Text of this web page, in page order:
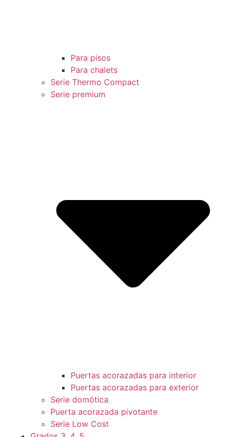
Para pisos
Para chalets
Serie Thermo Compact
Serie premium
Puertas acorazadas para interior
Puertas acorazadas para exterior
Serie domótica
Puerta acorazada pivotante
Serie Low Cost